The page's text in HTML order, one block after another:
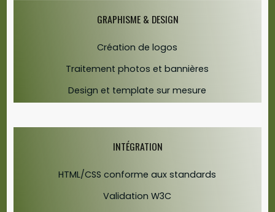
GRAPHISME & DESIGN
Création de logos
Traitement photos et bannières
Design et template sur mesure
INTÉGRATION
HTML/CSS conforme aux standards
Validation W3C